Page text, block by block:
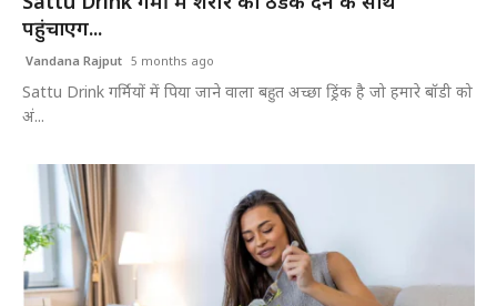
पहुंचाएग...
Vandana Rajput 5 months ago
Sattu Drink गर्मियों में पिया जाने वाला बहुत अच्छा ड्रिंक है जो हमारे बॉडी को
अं...